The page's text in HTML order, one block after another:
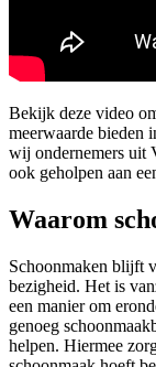
Bekijk deze video
meerwaarde bieden
wij ondernemers uit
ook geholpen aan
Waarom
Schoonmaken blijft
bezigheid. Het is
een manier om
genoeg
helpen. Hiermee